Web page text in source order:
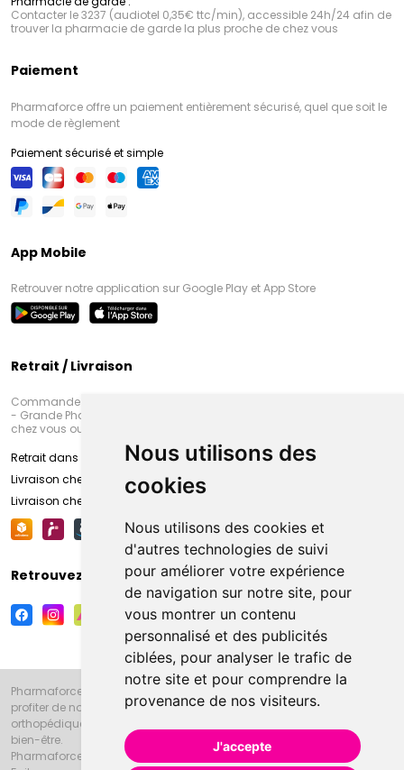
Nous utilisons des
cookies
Nous utilisons des cookies et
d'autres technologies de suivi
pour améliorer votre expérience
de navigation sur notre site, pour
vous montrer un contenu
personnalisé et des publicités
ciblées, pour analyser le trafic de
notre site et pour comprendre la
provenance de nos visiteurs.
J'accepte
Contacter le 3237 (audiotel 0,35€ ttc/min), accessible 24h/24 afin de
trouver la pharmacie de garde la plus proche de chez vous
Paiement
Pharmaforce offre un paiement entièrement sécurisé, quel que soit le
mode de règlement
Paiement sécurisé et simple
App Mobile
Retrouver notre application sur Google Play et App Store
Retrait / Livraison
Commandez en ligne et venez chercher votre commande à Amiens
- Grande Pharmacie d’Amiens (Fachon) ou recevez-là rapidement
chez vous ou en point retrait
Retrait dans la pharmacie d’Amiens
Livraison chez vous
Livraison chez votre commerçant
Retrouvez-nous sur vos réseaux sociaux
Pharmaforce.fr et la Grande Pharmacie d’Amiens vous souhaitent de
profiter de notre accueil, de nos conseils pharmaceutiques,
orthopédiques, homéopathiques, parapharmaceutiques, beauté et
bien-être.
Pharmaforce.fr est le site internet de la Grande Pharmacie d’Amiens.